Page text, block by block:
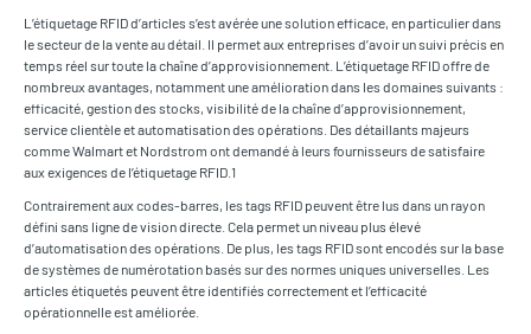
L’étiquetage RFID d’articles s’est avérée une solution efficace, en particulier dans
le secteur de la vente au détail. Il permet aux entreprises d’avoir un suivi précis en
temps réel sur toute la chaîne d’approvisionnement. L’étiquetage RFID offre de
nombreux avantages, notamment une amélioration dans les domaines suivants :
efficacité, gestion des stocks, visibilité de la chaîne d’approvisionnement,
service clientèle et automatisation des opérations. Des détaillants majeurs
comme Walmart et Nordstrom ont demandé à leurs fournisseurs de satisfaire
aux exigences de l’étiquetage RFID.1
Contrairement aux codes-barres, les tags RFID peuvent être lus dans un rayon
défini sans ligne de vision directe. Cela permet un niveau plus élevé
d’automatisation des opérations. De plus, les tags RFID sont encodés sur la base
de systèmes de numérotation basés sur des normes uniques universelles. Les
articles étiquetés peuvent être identifiés correctement et l’efficacité
opérationnelle est améliorée.